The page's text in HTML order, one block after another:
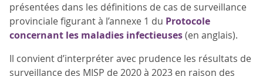
présentées dans les définitions de cas de surveillance
provinciale figurant à l’annexe 1 du Protocole
concernant les maladies infectieuses(en anglais).
Il convient d’interpréter avec prudence les résultats de
surveillance des MISP de 2020 à 2023 en raison des